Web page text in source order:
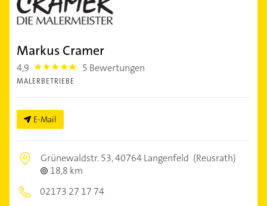
Markus Cramer
4,9 4.9 5 Bewertungen
MALERBETRIEBE
E-Mail
Grünewaldstr. 53,40764 Langenfeld (Reusrath)
18,8 km
02173 27 17 74